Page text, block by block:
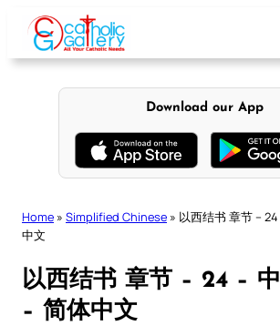
content
Download our App
Home » Simplified Chinese » 以西结书 章节 –
中文
以西结书 章节 – 24 –
– 简体中文